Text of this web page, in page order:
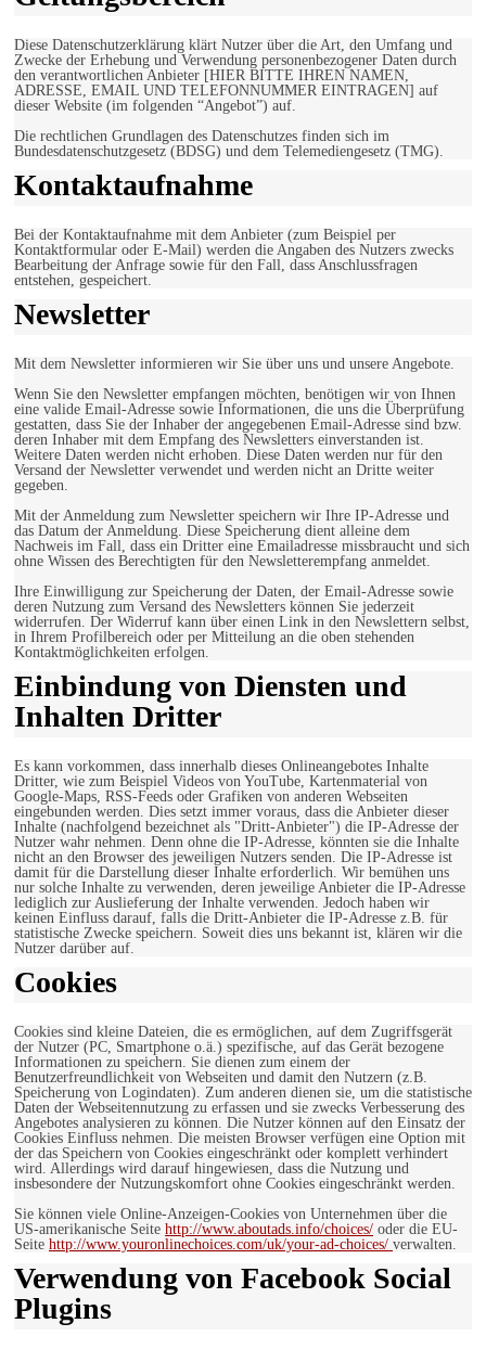
Diese Datenschutzerklärung klärt Nutzer über die Art, den Umfang und
Zwecke der Erhebung und Verwendung personenbezogener Daten durch
den verantwortlichen Anbieter [HIER BITTE IHREN NAMEN,
ADRESSE, EMAIL UND TELEFONNUMMER EINTRAGEN] auf
dieser Website (im folgenden “Angebot”) auf.
Die rechtlichen Grundlagen des Datenschutzes finden sich im
Bundesdatenschutzgesetz (BDSG) und dem Telemediengesetz (TMG).
Kontaktaufnahme
Bei der Kontaktaufnahme mit dem Anbieter (zum Beispiel per
Kontaktformular oder E-Mail) werden die Angaben des Nutzers zwecks
Bearbeitung der Anfrage sowie für den Fall, dass Anschlussfragen
entstehen, gespeichert.
Newsletter
Mit dem Newsletter informieren wir Sie über uns und unsere Angebote.
Wenn Sie den Newsletter empfangen möchten, benötigen wir von Ihnen
eine valide Email-Adresse sowie Informationen, die uns die Überprüfung
gestatten, dass Sie der Inhaber der angegebenen Email-Adresse sind bzw.
deren Inhaber mit dem Empfang des Newsletters einverstanden ist.
Weitere Daten werden nicht erhoben. Diese Daten werden nur für den
Versand der Newsletter verwendet und werden nicht an Dritte weiter
gegeben.
Mit der Anmeldung zum Newsletter speichern wir Ihre IP-Adresse und
das Datum der Anmeldung. Diese Speicherung dient alleine dem
Nachweis im Fall, dass ein Dritter eine Emailadresse missbraucht und sich
ohne Wissen des Berechtigten für den Newsletterempfang anmeldet.
Ihre Einwilligung zur Speicherung der Daten, der Email-Adresse sowie
deren Nutzung zum Versand des Newsletters können Sie jederzeit
widerrufen. Der Widerruf kann über einen Link in den Newslettern selbst,
in Ihrem Profilbereich oder per Mitteilung an die oben stehenden
Kontaktmöglichkeiten erfolgen.
Einbindung von Diensten und
Inhalten Dritter
Es kann vorkommen, dass innerhalb dieses Onlineangebotes Inhalte
Dritter, wie zum Beispiel Videos von YouTube, Kartenmaterial von
Google-Maps, RSS-Feeds oder Grafiken von anderen Webseiten
eingebunden werden. Dies setzt immer voraus, dass die Anbieter dieser
Inhalte (nachfolgend bezeichnet als "Dritt-Anbieter") die IP-Adresse der
Nutzer wahr nehmen. Denn ohne die IP-Adresse, könnten sie die Inhalte
nicht an den Browser des jeweiligen Nutzers senden. Die IP-Adresse ist
damit für die Darstellung dieser Inhalte erforderlich. Wir bemühen uns
nur solche Inhalte zu verwenden, deren jeweilige Anbieter die IP-Adresse
lediglich zur Auslieferung der Inhalte verwenden. Jedoch haben wir
keinen Einfluss darauf, falls die Dritt-Anbieter die IP-Adresse z.B. für
statistische Zwecke speichern. Soweit dies uns bekannt ist, klären wir die
Nutzer darüber auf.
Cookies
Cookies sind kleine Dateien, die es ermöglichen, auf dem Zugriffsgerät
der Nutzer (PC, Smartphone o.ä.) spezifische, auf das Gerät bezogene
Informationen zu speichern. Sie dienen zum einem der
Benutzerfreundlichkeit von Webseiten und damit den Nutzern (z.B.
Speicherung von Logindaten). Zum anderen dienen sie, um die statistische
Daten der Webseitennutzung zu erfassen und sie zwecks Verbesserung des
Angebotes analysieren zu können. Die Nutzer können auf den Einsatz der
Cookies Einfluss nehmen. Die meisten Browser verfügen eine Option mit
der das Speichern von Cookies eingeschränkt oder komplett verhindert
wird. Allerdings wird darauf hingewiesen, dass die Nutzung und
insbesondere der Nutzungskomfort ohne Cookies eingeschränkt werden.
Sie können viele Online-Anzeigen-Cookies von Unternehmen über die
US-amerikanische Seite http://www.aboutads.info/choices/ oder die EU-
Seite http://www.youronlinechoices.com/uk/your-ad-choices/ verwalten.
Verwendung von Facebook Social
Plugins